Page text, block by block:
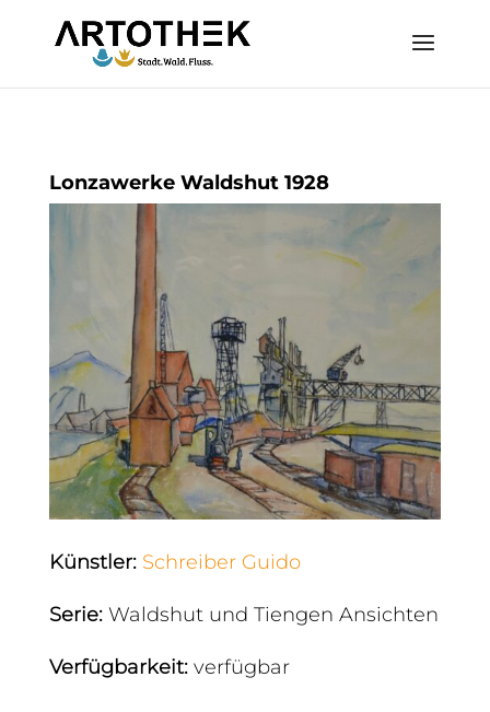
Lonzawerke Waldshut 1928
Künstler: Schreiber Guido
Serie: Waldshut und Tiengen Ansichten
Verfügbarkeit: verfügbar